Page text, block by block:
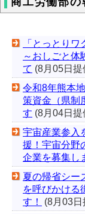
「とっとりワ
～おしごと体
て (8月05日提
令和8年熊本
策資金（県制
す (8月04日提
宇宙産業参入
援！宇宙分野
企業を募集し
夏の帰省シー
を呼びかける
す！
(8月03日